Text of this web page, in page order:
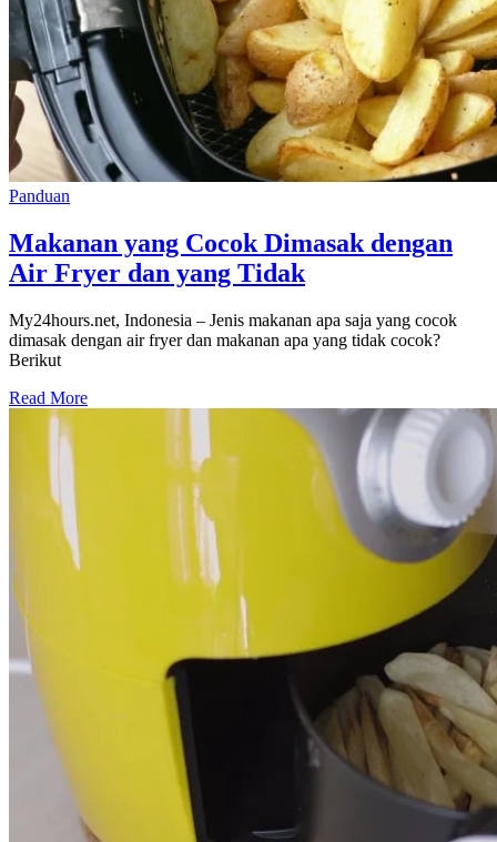
Panduan
Makanan yang Cocok Dimasak dengan
Air Fryer dan yang Tidak
My24hours.net, Indonesia – Jenis makanan apa saja yang cocok
dimasak dengan air fryer dan makanan apa yang tidak cocok?
Berikut
Read More